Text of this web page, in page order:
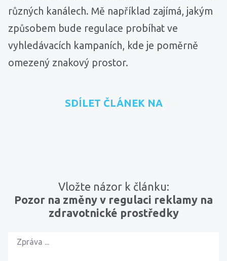
různých kanálech. Mě například zajímá, jakým
způsobem bude regulace probíhat ve
vyhledávacích kampaních, kde je poměrně
omezený znakový prostor.
SDÍLET ČLÁNEK NA
Vložte názor k článku:
Pozor na změny v regulaci reklamy na
zdravotnické prostředky